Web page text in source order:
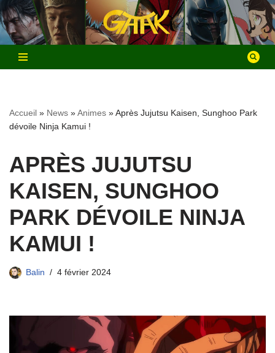
Aller
au
contenu
Accueil » News »Animes »Après Jujutsu Kaisen, Sunghoo Park
dévoile Ninja Kamui !
APRÈS JUJUTSU
KAISEN, SUNGHOO
PARK DÉVOILE NINJA
KAMUI !
Balin 4 février 2024